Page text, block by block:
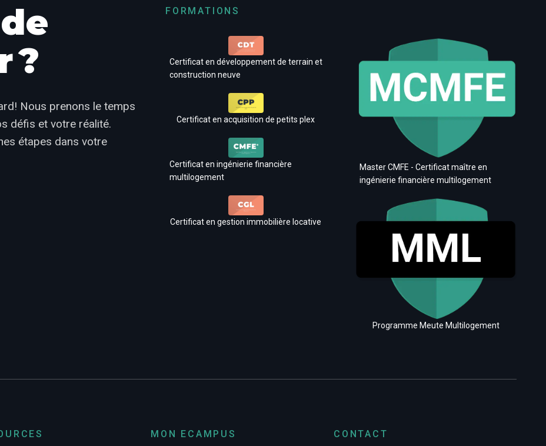
?
Nous prenons le temps
défis et votre réalité.
étapes dans votre
FORMATIONS
Certificat en développement de terrain et
construction neuve
Certificat en acquisition de petits plex
Certificat en ingénierie financière
multilogement
Certificat en gestion immobilière locative
Master CMFE - Certificat maître en
ingénierie financière multilogement
Programme Meute Multilogement
MON ECAMPUS CONTACT